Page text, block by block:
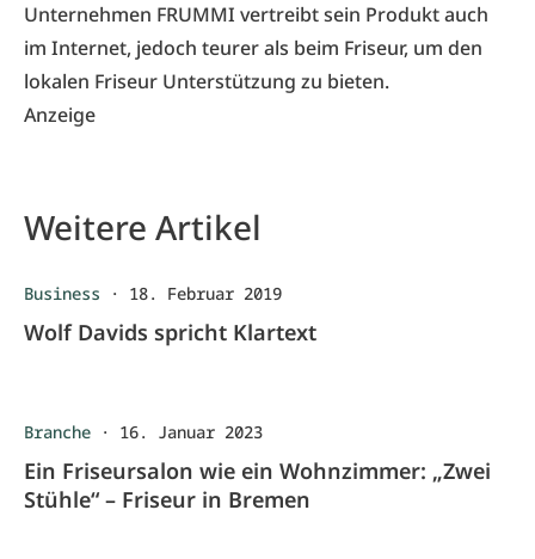
Unternehmen FRUMMI vertreibt sein Produkt auch
im Internet, jedoch teurer als beim Friseur, um den
lokalen Friseur Unterstützung zu bieten.
Anzeige
Weitere Artikel
Business · 18. Februar 2019
Wolf Davids spricht Klartext
Branche · 16. Januar 2023
Ein Friseursalon wie ein Wohnzimmer: „Zwei
Stühle“ – Friseur in Bremen